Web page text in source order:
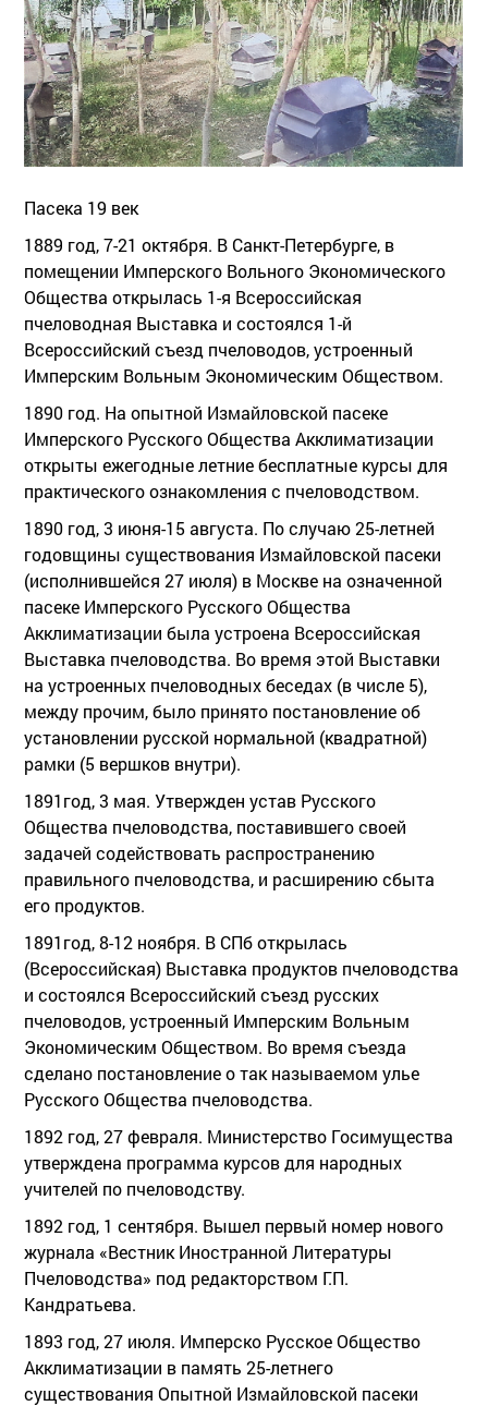
Пасека 19 век
1889 год, 7-21 октября. В Санкт-Петербурге, в
помещении Имперского Вольного Экономического
Общества открылась 1-я Всероссийская
пчеловодная Выставка и состоялся 1-й
Всероссийский съезд пчеловодов, устроенный
Имперским Вольным Экономическим Обществом.
1890 год. На опытной Измайловской пасеке
Имперского Русского Общества Акклиматизации
открыты ежегодные летние бесплатные курсы для
практического ознакомления с пчеловодством.
1890 год, 3 июня-15 августа. По случаю 25-летней
годовщины существования Измайловской пасеки
(исполнившейся 27 июля) в Москве на означенной
пасеке Имперского Русского Общества
Акклиматизации была устроена Всероссийская
Выставка пчеловодства. Во время этой Выставки
на устроенных пчеловодных беседах (в числе 5),
между прочим, было принято постановление об
установлении русской нормальной (квадратной)
рамки (5 вершков внутри).
1891год, 3 мая. Утвержден устав Русского
Общества пчеловодства, поставившего своей
задачей содействовать распространению
правильного пчеловодства, и расширению сбыта
его продуктов.
1891год, 8-12 ноября. В СПб открылась
(Всероссийская) Выставка продуктов пчеловодства
и состоялся Всероссийский съезд русских
пчеловодов, устроенный Имперским Вольным
Экономическим Обществом. Во время съезда
сделано постановление о так называемом улье
Русского Общества пчеловодства.
1892 год, 27 февраля. Министерство Госимущества
утверждена программа курсов для народных
учителей по пчеловодству.
1892 год, 1 сентября. Вышел первый номер нового
журнала «Вестник Иностранной Литературы
Пчеловодства» под редакторством Г.П.
Кандратьева.
1893 год, 27 июля. Имперско Русское Общество
Акклиматизации в память 25-летнего
существования Опытной Измайловской пасеки